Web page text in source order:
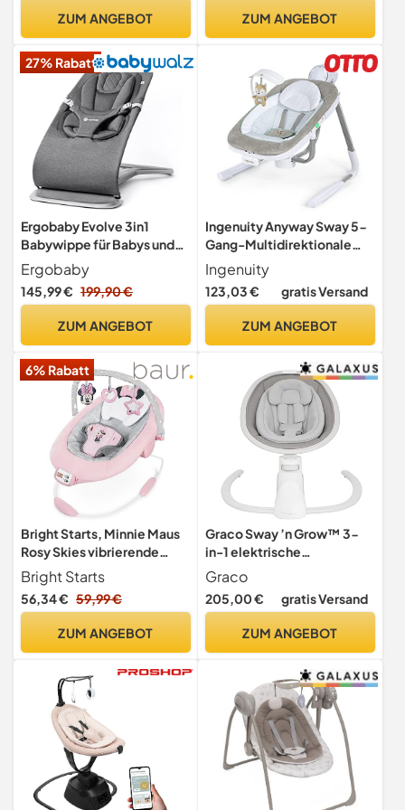
ZUM ANGEBOT
n, Sperrung,
Timer, leiser Betrieb
ZUM ANGEBOT
27% Rabatt
Ergobaby Evolve 3in1
Babywippe für Babys und
Kleinkinder von 2,5-11,3kg
Ergobaby
145,99 € 199,90 €
ZUM ANGEBOT
Ingenuity Anyway Sway 5-
Gang-Multidirektionale
tragbare Babyschaukel mit
Vibrationen - Ray, 0-9
Monate
Ingenuity
123,03 € gratis Versand
ZUM ANGEBOT
6% Rabatt
Bright Starts, Minnie Maus
Rosy Skies vibrierende
Babywippe Babyschaukel
mit Musik,
Lautstärkeregler, 3
Sicherheitsgurt,
mehr, Minnie Mouse, 1
Bright Starts
56,34 € 59,99 €
ZUM ANGEBOT
Graco Sway ’n Grow™ 3-
in-1 elektrische
Babyschaukel und Sessel,
Heather
Graco
205,00 € gratis Versand
ZUM ANGEBOT